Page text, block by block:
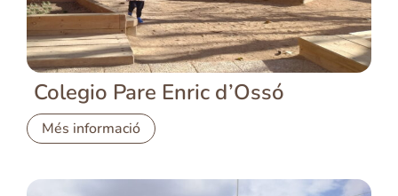
Colegio Pare Enric d’Ossó
Més informació